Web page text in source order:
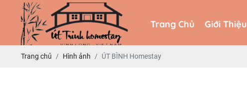
Trang Chủ Giới Thiệu
Trang Chủ Giới Thiệu
Trang chủ Hình ảnh ÚT BÌNH Homestay